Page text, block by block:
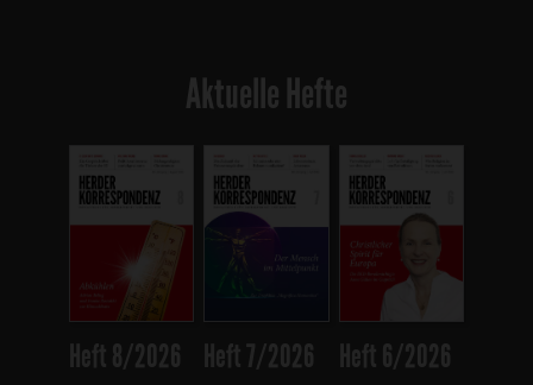
Aktuelle Hefte
Heft 8/2026 Heft 7/2026 Heft 6/2026